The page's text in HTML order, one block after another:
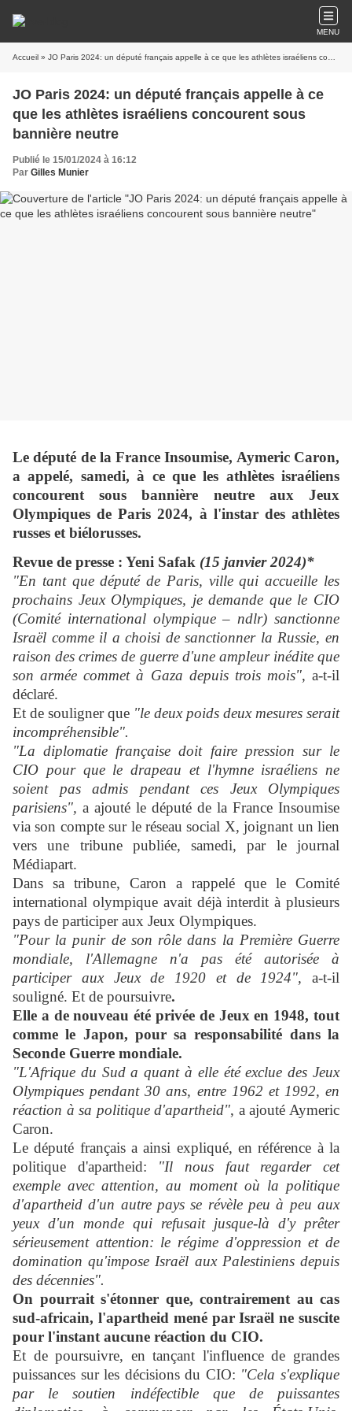
MENU
Accueil » JO Paris 2024: un député français appelle à ce que les athlètes israéliens concourent sous bannière neutre
JO Paris 2024: un député français appelle à ce
que les athlètes israéliens concourent sous
bannière neutre
Publié le 15/01/2024 à 16:12
Par Gilles Munier
Le député de la France Insoumise, Aymeric Caron,
a appelé, samedi, à ce que les athlètes israéliens
concourent sous bannière neutre aux Jeux
Olympiques de Paris 2024, à l'instar des athlètes
russes et biélorusses.
Revue de presse : Yeni Safak (15 janvier 2024)*
"En tant que député de Paris, ville qui accueille les
prochains Jeux Olympiques, je demande que le CIO
(Comité international olympique – ndlr) sanctionne
Israël comme il a choisi de sanctionner la Russie, en
raison des crimes de guerre d'une ampleur inédite que
son armée commet à Gaza depuis trois mois", a-t-il
déclaré.
Et de souligner que "le deux poids deux mesures serait
incompréhensible".
"La diplomatie française doit faire pression sur le
CIO pour que le drapeau et l'hymne israéliens ne
soient pas admis pendant ces Jeux Olympiques
parisiens", a ajouté le député de la France Insoumise
via son compte sur le réseau social X, joignant un lien
vers une tribune publiée, samedi, par le journal
Médiapart.
Dans sa tribune, Caron a rappelé que le Comité
international olympique avait déjà interdit à plusieurs
pays de participer aux Jeux Olympiques.
"Pour la punir de son rôle dans la Première Guerre
mondiale, l'Allemagne n'a pas été autorisée à
participer aux Jeux de 1920 et de 1924", a-t-il
souligné. Et de poursuivre.
Elle a de nouveau été privée de Jeux en 1948, tout
comme le Japon, pour sa responsabilité dans la
Seconde Guerre mondiale.
"L'Afrique du Sud a quant à elle été exclue des Jeux
Olympiques pendant 30 ans, entre 1962 et 1992, en
réaction à sa politique d'apartheid", a ajouté Aymeric
Caron.
Le député français a ainsi expliqué, en référence à la
politique d'apartheid: "Il nous faut regarder cet
exemple avec attention, au moment où la politique
d'apartheid d'un autre pays se révèle peu à peu aux
yeux d'un monde qui refusait jusque-là d'y prêter
sérieusement attention: le régime d'oppression et de
domination qu'impose Israël aux Palestiniens depuis
des décennies".
On pourrait s'étonner que, contrairement au cas
sud-africain, l'apartheid mené par Israël ne suscite
pour l'instant aucune réaction du CIO.
Et de poursuivre, en tançant l'influence de grandes
puissances sur les décisions du CIO: "Cela s'explique
par le soutien indéfectible que de puissantes